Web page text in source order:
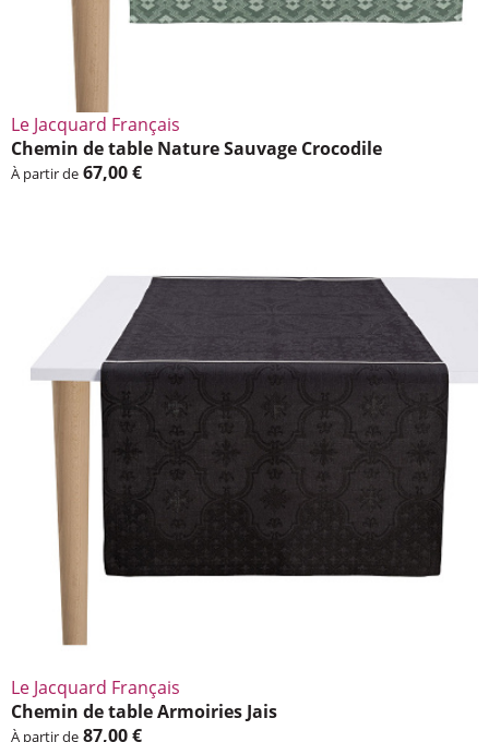
Le Jacquard Français
Chemin de table Nature Sauvage Croco­dile
À partir de 67,00 €
Le Jacquard Français
Chemin de table Armoi­ries Jais
À partir de 87,00 €